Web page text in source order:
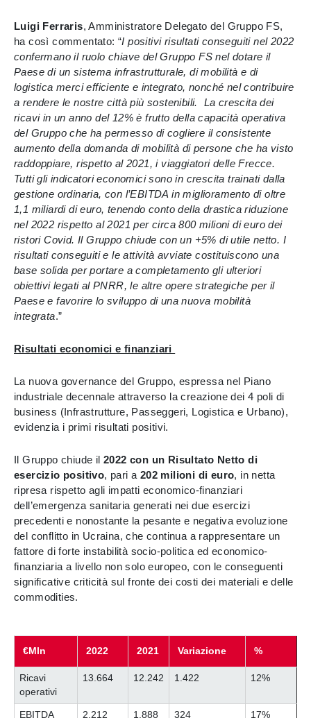
Luigi Ferraris, Amministratore Delegato del Gruppo FS,
ha così commentato: “I positivi risultati conseguiti nel 2022
confermano il ruolo chiave del Gruppo FS nel dotare il
Paese di un sistema infrastrutturale, di mobilità e di
logistica merci efficiente e integrato, nonché nel contribuire
a rendere le nostre città più sostenibili. La crescita dei
ricavi in un anno del 12% è frutto della capacità operativa
del Gruppo che ha permesso di cogliere il consistente
aumento della domanda di mobilità di persone che ha visto
raddoppiare, rispetto al 2021, i viaggiatori delle Frecce.
Tutti gli indicatori economici sono in crescita trainati dalla
gestione ordinaria, con l’EBITDA in miglioramento di oltre
1,1 miliardi di euro, tenendo conto della drastica riduzione
nel 2022 rispetto al 2021 per circa 800 milioni di euro dei
ristori Covid. Il Gruppo chiude con un +5% di utile netto. I
risultati conseguiti e le attività avviate costituiscono una
base solida per portare a completamento gli ulteriori
obiettivi legati al PNRR, le altre opere strategiche per il
Paese e favorire lo sviluppo di una nuova mobilità
integrata.”
Risultati economici e finanziari
La nuova governance del Gruppo, espressa nel Piano
industriale decennale attraverso la creazione dei 4 poli di
business (Infrastrutture, Passeggeri, Logistica e Urbano),
evidenzia i primi risultati positivi.
Il Gruppo chiude il 2022 con un Risultato Netto di
esercizio positivo, pari a 202 milioni di euro, in netta
ripresa rispetto agli impatti economico-finanziari
dell’emergenza sanitaria generati nei due esercizi
precedenti e nonostante la pesante e negativa evoluzione
del conflitto in Ucraina, che continua a rappresentare un
fattore di forte instabilità socio-politica ed economico-
finanziaria a livello non solo europeo, con le conseguenti
significative criticità sul fronte dei costi dei materiali e delle
commodities.
€Mln 2022 2021 Variazione %
Ricavi
operativi
13.664 12.242 1.422 12%
EBITDA 2.212 1.888 324 17%